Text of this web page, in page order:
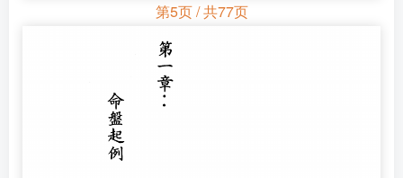
第5页 / 共77页